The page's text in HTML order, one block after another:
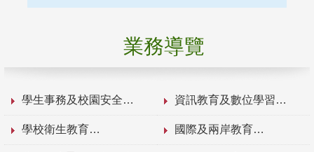
業務導覽
學生事務及校園安全 資訊教育及數位學習
學校衛生教育 國際及兩岸教育